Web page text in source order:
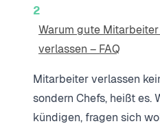
Warum gute
verlassen – FAQ
Mitarbeiter verlassen
sondern Chefs, heißt es.
kündigen, fragen sich